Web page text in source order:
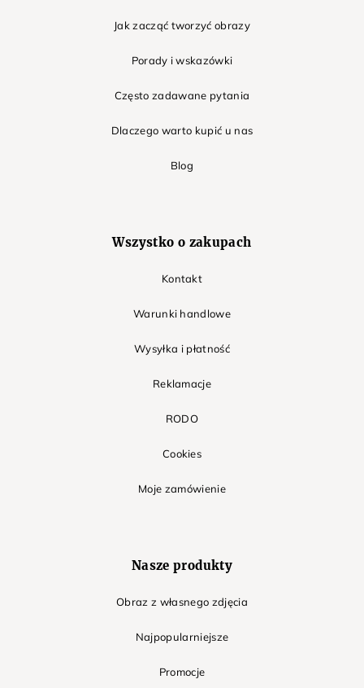
Jak zacząć tworzyć obrazy
Porady i wskazówki
Często zadawane pytania
Dlaczego warto kupić u nas
Blog
Wszystko o zakupach
Kontakt
Warunki handlowe
Wysyłka i płatność
Reklamacje
RODO
Cookies
Moje zamówienie
Nasze produkty
Obraz z własnego zdjęcia
Najpopularniejsze
Promocje